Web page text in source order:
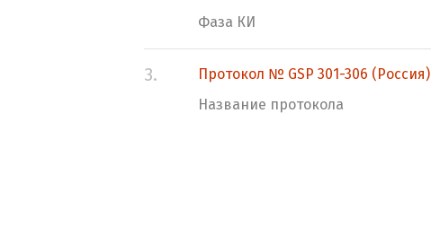
Фаза КИ
3.
Протокол № GSP 301-306 (Россия)
Название протокола